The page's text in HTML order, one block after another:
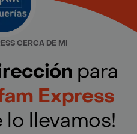
CERCA DE MI
para
Express
lo llevamos!